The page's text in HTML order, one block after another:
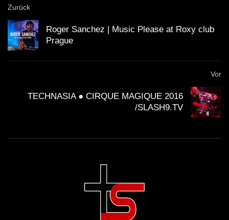
Zurück
Roger Sanchez | Music Please at Roxy club
Prague
Vor
TECHNASIA ● CIRQUE MAGIQUE 2016
/SLASH9.TV